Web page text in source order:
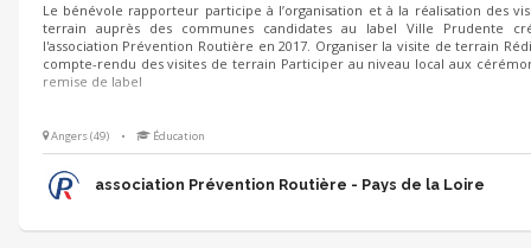
Le bénévole rapporteur participe à l’organisation et à la réalisation des
communes candidates au label Ville Prudente créé par l'association
Organiser la visite de terrain Rédiger un compte-rendu des visites de
local aux cérémonies de remise de label
Angers (49) • Éducation
association Prévention Routière - Pays de la Loire